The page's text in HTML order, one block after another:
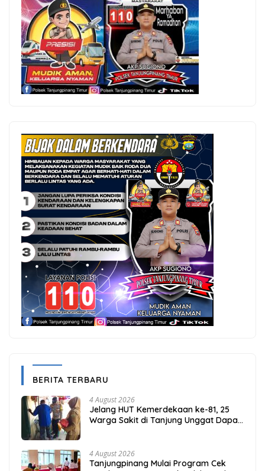
BERITA TERBARU
4 August 2026
Jelang HUT Kemerdekaan ke-81, 25
Warga Sakit di Tanjung Unggat Dapat
4 August 2026
Tanjungpinang Mulai Program Cek